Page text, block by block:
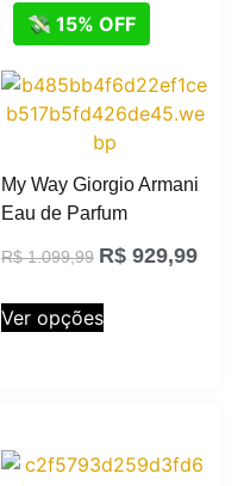
💸 15% OFF
My Way Giorgio Armani
Eau de Parfum
R$1.099,99 R$ 929,99
Ver opções